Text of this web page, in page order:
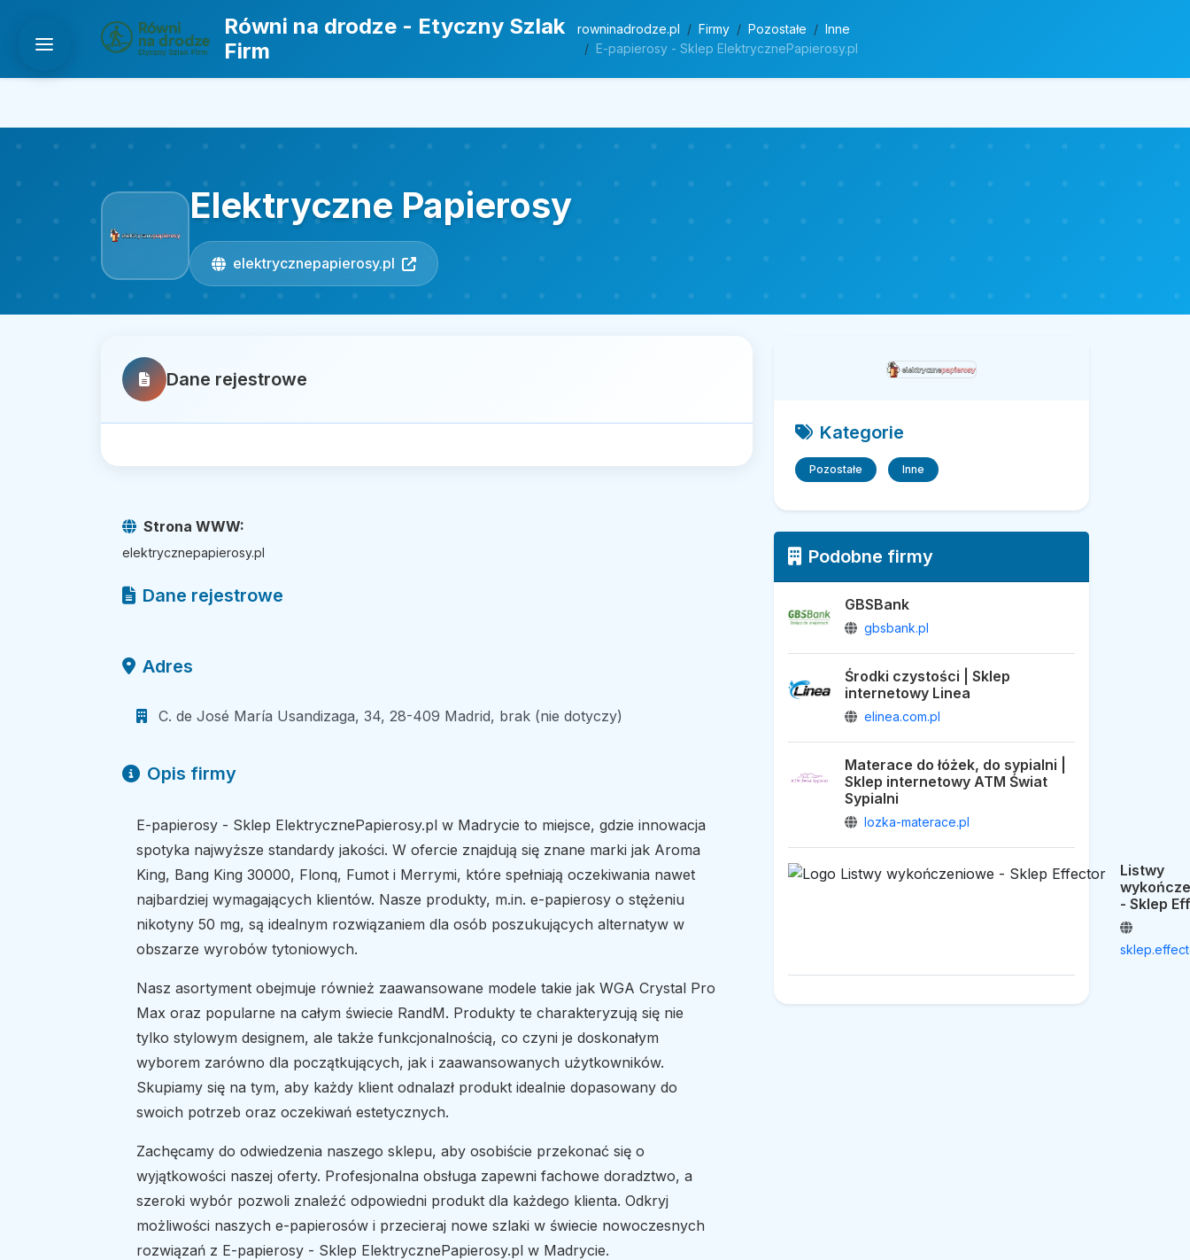
Równi na drodze - Etyczny Szlak
Firm
rowninadrodze.pl Firmy Pozostałe
Inne
E-papierosy - Sklep ElektrycznePapierosy.pl
Elektryczne Papierosy
elektrycznepapierosy.pl
Dane rejestrowe
Strona WWW:
elektrycznepapierosy.pl
Dane rejestrowe
Adres
C. de José María Usandizaga, 34, 28-409 Madrid, brak (nie dotyczy)
Opis firmy
E-papierosy - Sklep ElektrycznePapierosy.pl w Madrycie to miejsce, gdzie innowacja
spotyka najwyższe standardy jakości. W ofercie znajdują się znane marki jak Aroma
King, Bang King 30000, Flonq, Fumot i Merrymi, które spełniają oczekiwania nawet
najbardziej wymagających klientów. Nasze produkty, m.in. e-papierosy o stężeniu
nikotyny 50 mg, są idealnym rozwiązaniem dla osób poszukujących alternatyw w
obszarze wyrobów tytoniowych.
Nasz asortyment obejmuje również zaawansowane modele takie jak WGA Crystal Pro
Max oraz popularne na całym świecie RandM. Produkty te charakteryzują się nie
tylko stylowym designem, ale także funkcjonalnością, co czyni je doskonałym
wyborem zarówno dla początkujących, jak i zaawansowanych użytkowników.
Skupiamy się na tym, aby każdy klient odnalazł produkt idealnie dopasowany do
swoich potrzeb oraz oczekiwań estetycznych.
Zachęcamy do odwiedzenia naszego sklepu, aby osobiście przekonać się o
wyjątkowości naszej oferty. Profesjonalna obsługa zapewni fachowe doradztwo, a
szeroki wybór pozwoli znaleźć odpowiedni produkt dla każdego klienta. Odkryj
możliwości naszych e-papierosów i przecieraj nowe szlaki w świecie nowoczesnych
rozwiązań z E-papierosy - Sklep ElektrycznePapierosy.pl w Madrycie.
Kategorie
Pozostałe Inne
Podobne firmy
GBSBank
gbsbank.pl
Środki czystości | Sklep
internetowy Linea
elinea.com.pl
Materace do łóżek, do sypialni |
Sklep internetowy ATM Świat
Sypialni
lozka-materace.pl
Listwy
- Sklep